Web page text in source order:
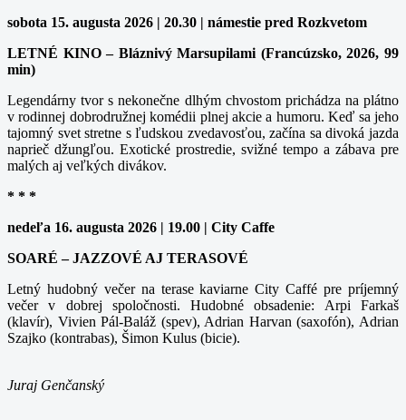
sobota 15. augusta 2026 | 20.30 | námestie pred Rozkvetom
LETNÉ KINO – Bláznivý Marsupilami (Francúzsko, 2026, 99
min)
Legendárny tvor s nekonečne dlhým chvostom prichádza na plátno
v rodinnej dobrodružnej komédii plnej akcie a humoru. Keď sa jeho
tajomný svet stretne s ľudskou zvedavosťou, začína sa divoká jazda
naprieč džungľou. Exotické prostredie, svižné tempo a zábava pre
malých aj veľkých divákov.
* * *
nedeľa 16. augusta 2026 | 19.00 | City Caffe
SOARÉ – JAZZOVÉ AJ TERASOVÉ
Letný hudobný večer na terase kaviarne City Caffé pre príjemný
večer v dobrej spoločnosti. Hudobné obsadenie: Arpi Farkaš
(klavír), Vivien Pál-Baláž (spev), Adrian Harvan (saxofón), Adrian
Szajko (kontrabas), Šimon Kulus (bicie).
Juraj Genčanský